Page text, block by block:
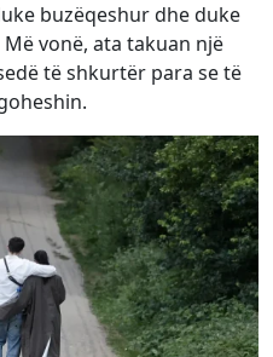
buzëqeshur dhe duke
vonë, ata takuan një
të shkurtër para se të